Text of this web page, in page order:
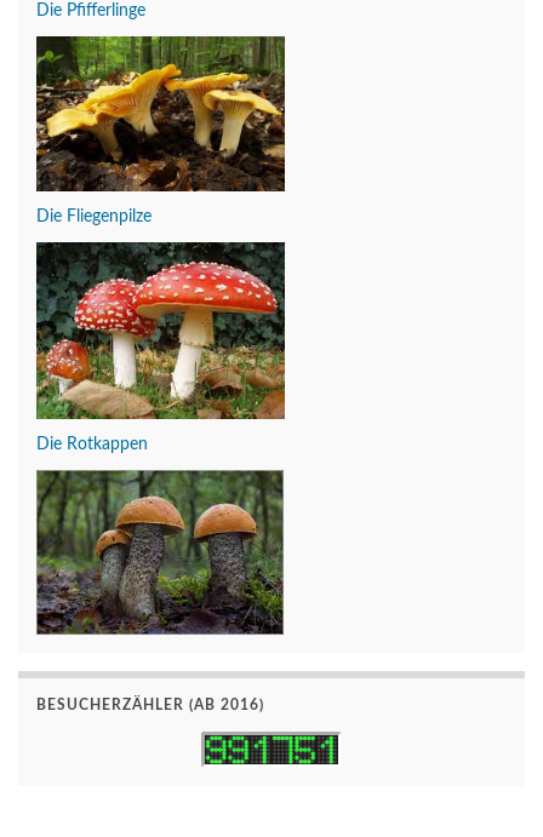
Die Pfifferlinge
Die Fliegenpilze
Die Rotkappen
BESUCHERZÄHLER (AB 2016)